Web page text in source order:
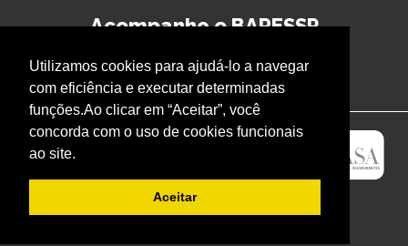
Utilizamos cookies para ajudá-lo a navegar
com eficiência e executar determinadas
funções.Ao clicar em “Aceitar”, você
concorda com o uso de cookies funcionais
ao site.
Aceitar
Acompanhe o BARESSP